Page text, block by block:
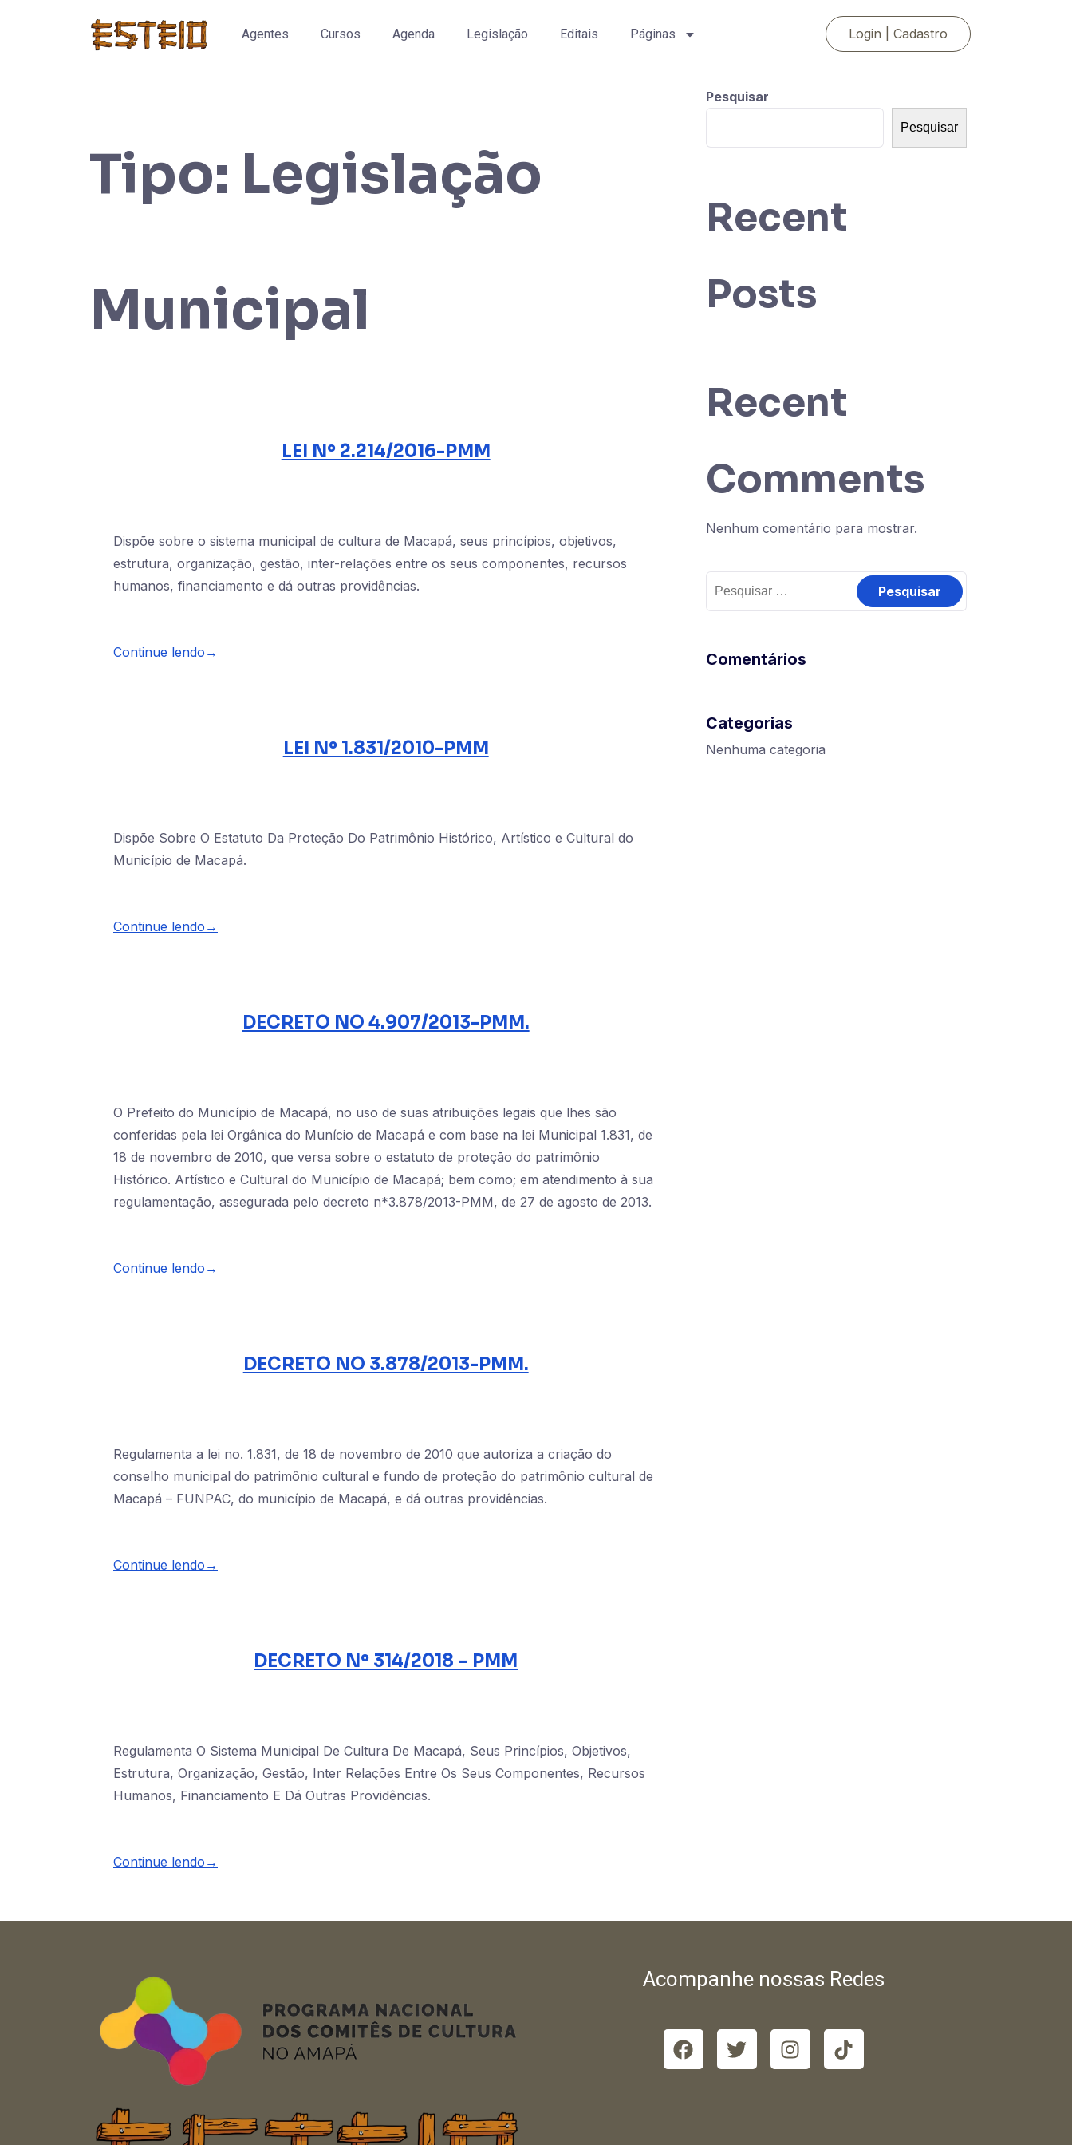
Agentes Cursos Agenda Legislação Editais Páginas Login | Cadastro
Tipo: Legislação
Municipal
LEI Nº 2.214/2016-PMM
Dispõe sobre o sistema municipal de cultura de Macapá, seus princípios, objetivos,
estrutura, organização, gestão, inter-relações entre os seus componentes, recursos
humanos, financiamento e dá outras providências.
Continue lendo→
LEI Nº 1.831/2010-PMM
Dispõe Sobre O Estatuto Da Proteção Do Patrimônio Histórico, Artístico e Cultural do
Município de Macapá.
Continue lendo→
DECRETO NO 4.907/2013-PMM.
O Prefeito do Município de Macapá, no uso de suas atribuições legais que lhes são
conferidas pela lei Orgânica do Munício de Macapá e com base na lei Municipal 1.831, de
18 de novembro de 2010, que versa sobre o estatuto de proteção do patrimônio
Histórico. Artístico e Cultural do Município de Macapá; bem como; em atendimento à sua
regulamentação, assegurada pelo decreto n*3.878/2013-PMM, de 27 de agosto de 2013.
Continue lendo→
DECRETO NO 3.878/2013-PMM.
Regulamenta a lei no. 1.831, de 18 de novembro de 2010 que autoriza a criação do
conselho municipal do patrimônio cultural e fundo de proteção do patrimônio cultural de
Macapá – FUNPAC, do município de Macapá, e dá outras providências.
Continue lendo→
DECRETO Nº 314/2018 – PMM
Regulamenta O Sistema Municipal De Cultura De Macapá, Seus Princípios, Objetivos,
Estrutura, Organização, Gestão, Inter Relações Entre Os Seus Componentes, Recursos
Humanos, Financiamento E Dá Outras Providências.
Continue lendo→
Pesquisar
Pesquisar
Recent
Posts
Recent
Comments
Nenhum comentário para mostrar.
Comentários
Categorias
Nenhuma categoria
Acompanhe nossas Redes